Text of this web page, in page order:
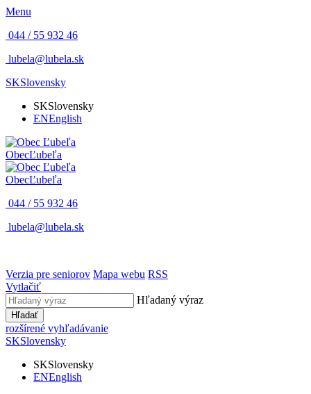
Menu
044 / 55 932 46
lubela@lubela.sk
SKSlovensky
SKSlovensky
ENEnglish
ObecĽubeľa
ObecĽubeľa
044 / 55 932 46
lubela@lubela.sk
Verzia pre seniorov Mapa webu RSS
Vytlačiť
Hľadaný výraz
Hľadať
rozšírené vyhľadávanie
SKSlovensky
SKSlovensky
ENEnglish